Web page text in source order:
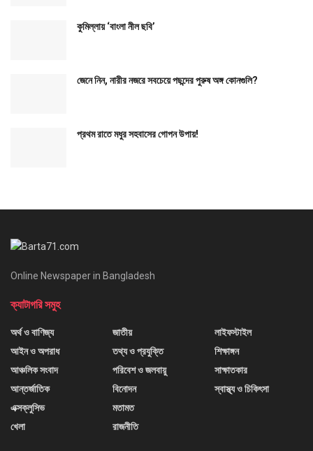
কুমিল্লায় ‘বাংলা নীল ছবি’
জেনে নিন, নারীর নজরে সবচেয়ে পছন্দের পুরুষ অঙ্গ কোনগুলি?
প্রথম রাতে মধুর সহবাসের গোপন উপায়!
Online Newspaper in Bangladesh
ক্যাটাগরি সমুহ
অর্থ ও বাণিজ্য
আইন ও অপরাধ
আঞ্চলিক সংবাদ
আন্তর্জাতিক
এক্সক্লুসিভ
খেলা
জাতীয়
তথ্য ও প্রযুক্তি
পরিবেশ ও জলবায়ু
বিনোদন
মতামত
রাজনীতি
লাইফস্টাইল
শিক্ষাঙ্গন
সাক্ষাতকার
স্বাস্থ্য ও চিকিৎসা